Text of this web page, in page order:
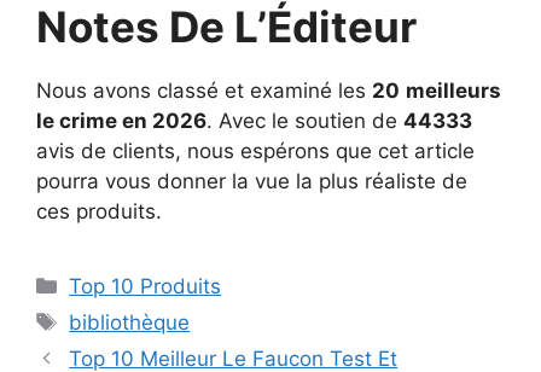
Notes De L’Éditeur
Nous avons classé et examiné les 20 meilleurs
le crime en 2026. Avec le soutien de 44333
avis de clients, nous espérons que cet article
pourra vous donner la vue la plus réaliste de
ces produits.
Top 10 Produits
bibliothèque
Top 10 Meilleur Le Faucon Test Et